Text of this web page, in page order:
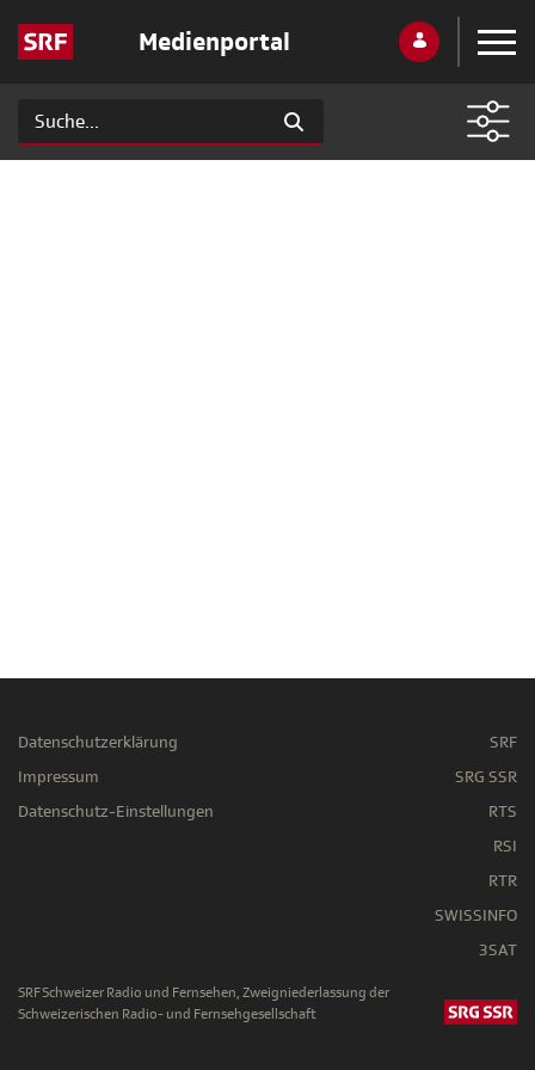
Medienportal
Datenschutzerklärung
Impressum
Datenschutz-Einstellungen
SRF
SRG SSR
RTS
RSI
RTR
SWISSINFO
3SAT
SRF Schweizer Radio und Fernsehen, Zweigniederlassung der
Schweizerischen Radio- und Fernsehgesellschaft